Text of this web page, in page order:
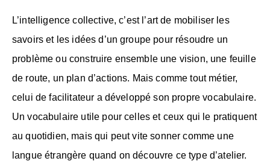
L’intelligence collective, c’est l’art de mobiliser les
savoirs et les idées d’un groupe pour résoudre un
problème ou construire ensemble une vision, une feuille
de route, un plan d’actions. Mais comme tout métier,
celui de facilitateur a développé son propre vocabulaire.
Un vocabulaire utile pour celles et ceux qui le pratiquent
au quotidien, mais qui peut vite sonner comme une
langue étrangère quand on découvre ce type d’atelier.